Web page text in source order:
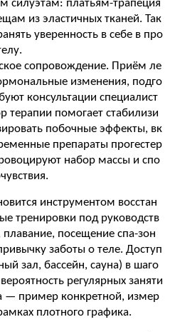
силуэтам: платьям-трапеция
из эластичных тканей. Так
уверенность в себе в про
сопровождение. Приём ле
изменения, подго
консультации специалист
помогает стабилизи
побочные эффекты, вк
препараты прогестер
набор массы и спо
инструментом восстан
тренировки под руководств
посещение спа-зон
заботы о теле. Доступ
зал, бассейн, сауна) в шаго
регулярных заняти
— пример конкретной, измер
плотного графика.